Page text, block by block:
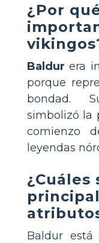
¿Por
Baldur era
porque
bondad.
simbolizó la
comienzo
leyendas
¿Cuáles
Baldur está